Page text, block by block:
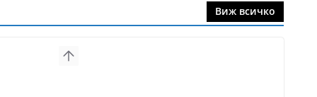
Виж всичко